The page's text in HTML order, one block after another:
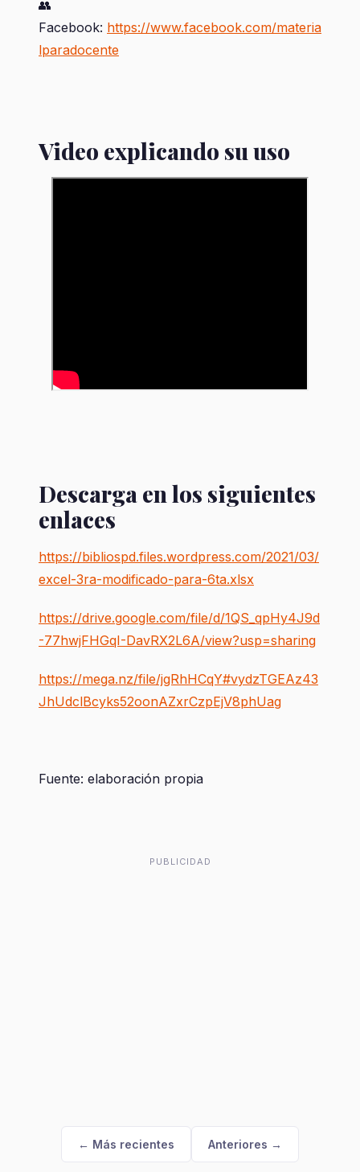
👥
Facebook: https://www.facebook.com/materia
lparadocente
Video explicando su uso
Descarga en los siguientes
enlaces
https://bibliospd.files.wordpress.com/2021/03/
excel-3ra-modificado-para-6ta.xlsx
https://drive.google.com/file/d/1QS_qpHy4J9d
-77hwjFHGqI-DavRX2L6A/view?usp=sharing
https://mega.nz/file/jgRhHCqY#vydzTGEAz43
JhUdclBcyks52oonAZxrCzpEjV8phUag
Fuente: elaboración propia
PUBLICIDAD
← Más recientes Anteriores →